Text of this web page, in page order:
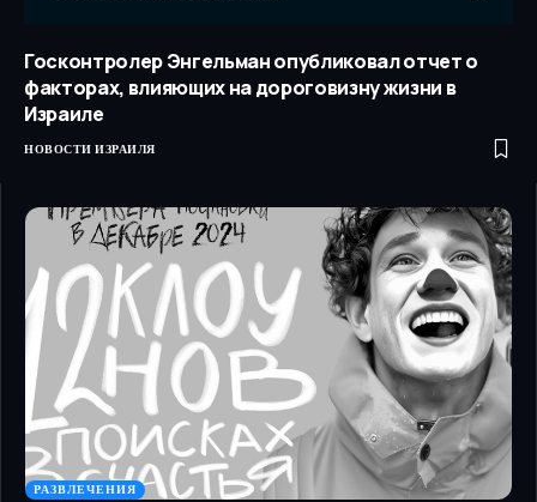
Госконтролер Энгельман опубликовал отчет о
факторах, влияющих на дороговизну жизни в
Израиле
НОВОСТИ ИЗРАИЛЯ
РАЗВЛЕЧЕНИЯ